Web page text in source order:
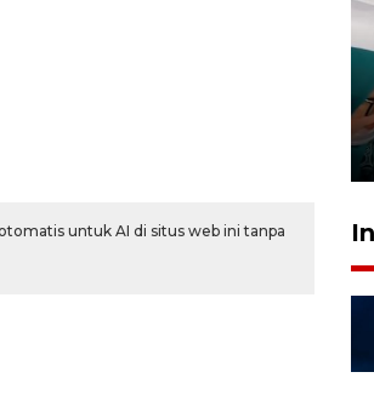
untuk AI di situs web ini tanpa